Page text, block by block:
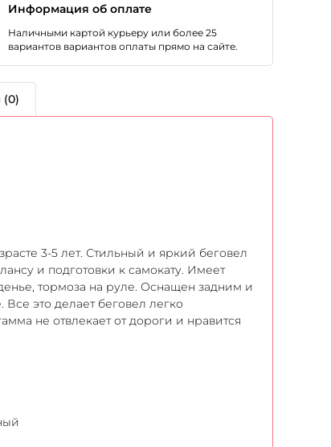
Информация об оплате
Наличными картой курьеру или более 25
вариантов вариантов оплаты прямо на сайте.
3-5 лет. Стильный и яркий беговел
и подготовки к самокату. Имеет
тормоза на руле. Оснащен задним и
это делает беговел легко
не отвлекает от дороги и нравится